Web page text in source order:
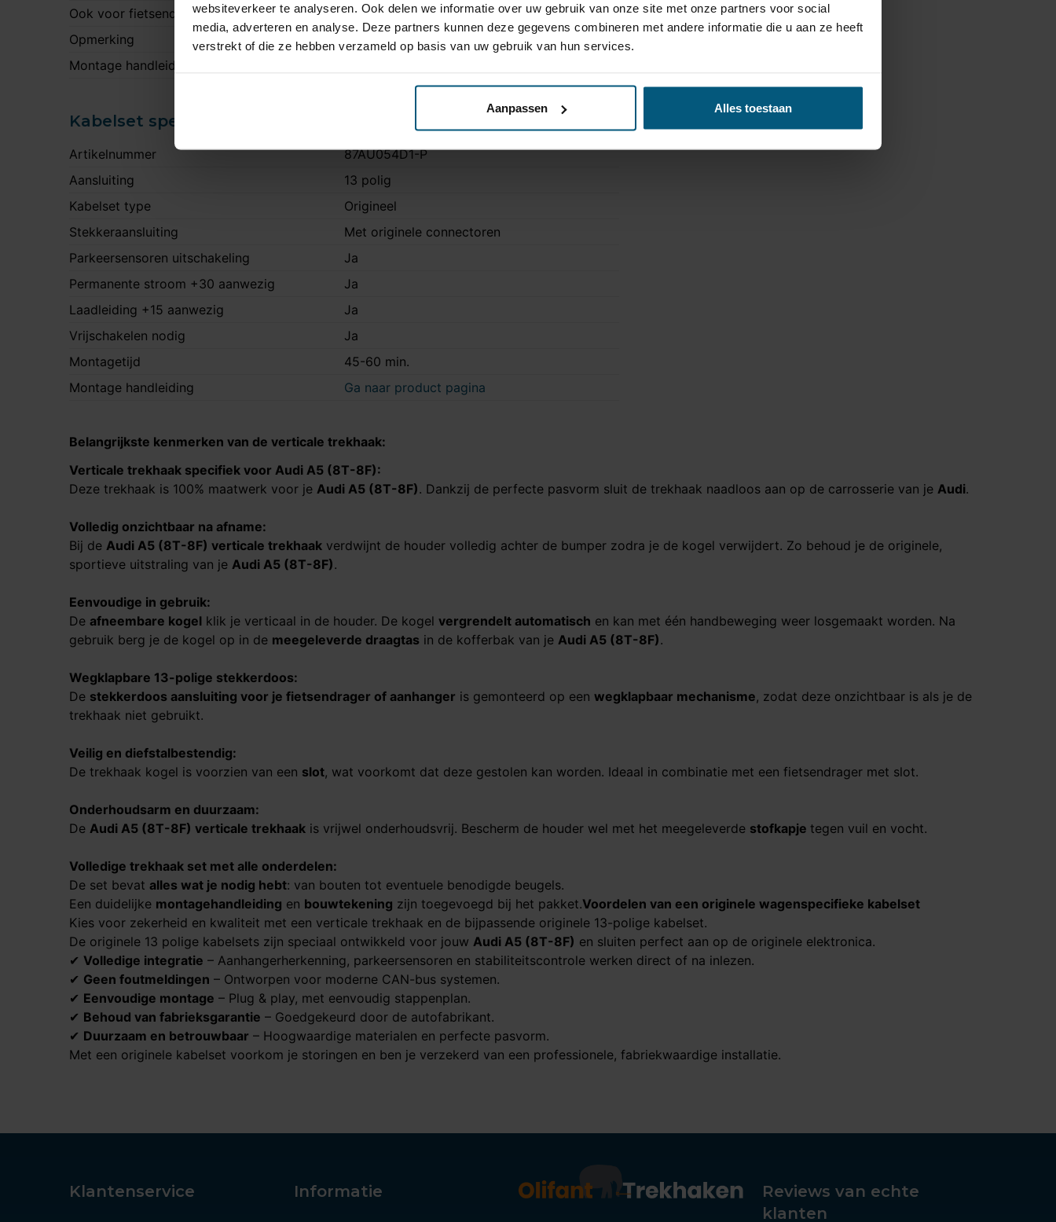
websiteverkeer te analyseren. Ook delen we informatie over uw gebruik van onze site met onze partners voor social
media, adverteren en analyse. Deze partners kunnen deze gegevens combineren met andere informatie die u aan ze heeft
verstrekt of die ze hebben verzameld op basis van uw gebruik van hun services.
Aanpassen Alles toestaan
Ook voor fietsendrager
Ja
Opmerking
Ook Quattro en S-Line modellen
Montage handleiding
Kabelset specificatie
Artikelnummer
87AU054D1-P
Aansluiting
13 polig
Kabelset type
Origineel
Stekkeraansluiting
Met originele connectoren
Parkeersensoren uitschakeling
Ja
Permanente stroom +30 aanwezig
Ja
Laadleiding +15 aanwezig
Ja
Vrijschakelen nodig
Ja
Montagetijd
45-60 min.
Montage handleiding
Ga naar product pagina
Belangrijkste kenmerken van de verticale trekhaak:
Verticale trekhaak specifiek voor Audi A5 (8T-8F):
Deze trekhaak is 100% maatwerk voor je Audi A5 (8T-8F). Dankzij de perfecte pasvorm sluit de trekhaak naadloos aan op de carrosserie van je Audi.
Volledig onzichtbaar na afname:
Bij de Audi A5 (8T-8F)​​​​​​​ verticale trekhaak verdwijnt de houder volledig achter de bumper zodra je de kogel verwijdert. Zo behoud je de originele,
sportieve uitstraling van je Audi A5 (8T-8F)​​​​​​​.
Eenvoudige in gebruik:
De afneembare kogel klik je verticaal in de houder. De kogel vergrendelt automatisch en kan met één handbeweging weer losgemaakt worden. Na
gebruik berg je de kogel op in de meegeleverde draagtas in de kofferbak van je Audi A5 (8T-8F)​​​​​​​.
Wegklapbare 13-polige stekkerdoos:
De stekkerdoos aansluiting voor je fietsendrager of aanhanger is gemonteerd op een wegklapbaar mechanisme, zodat deze onzichtbaar is als je de
trekhaak niet gebruikt.
Veilig en diefstalbestendig:
De trekhaak kogel is voorzien van een slot, wat voorkomt dat deze gestolen kan worden. Ideaal in combinatie met een fietsendrager met slot.
Onderhoudsarm en duurzaam:
De Audi A5 (8T-8F)​​​​​​​ verticale trekhaak is vrijwel onderhoudsvrij. Bescherm de houder wel met het meegeleverde stofkapje tegen vuil en vocht.
Volledige trekhaak set met alle onderdelen:
De set bevat alles wat je nodig hebt: van bouten tot eventuele benodigde beugels.
Een duidelijke montagehandleiding en bouwtekening zijn toegevoegd bij het pakket.Voordelen van een originele wagenspecifieke kabelset
Kies voor zekerheid en kwaliteit met een verticale trekhaak en de bijpassende originele 13-polige kabelset.
De originele 13 polige kabelsets zijn speciaal ontwikkeld voor jouw Audi A5 (8T-8F)​​​​​​​ en sluiten perfect aan op de originele elektronica.
✔ Volledige integratie – Aanhangerherkenning, parkeersensoren en stabiliteitscontrole werken direct of na inlezen.
✔ Geen foutmeldingen – Ontworpen voor moderne CAN-bus systemen.
✔ Eenvoudige montage – Plug & play, met eenvoudig stappenplan.
✔ Behoud van fabrieksgarantie – Goedgekeurd door de autofabrikant.
✔ Duurzaam en betrouwbaar – Hoogwaardige materialen en perfecte pasvorm.
Met een originele kabelset voorkom je storingen en ben je verzekerd van een professionele, fabriekwaardige installatie.
Klantenservice Informatie
Reviews van echte
klanten